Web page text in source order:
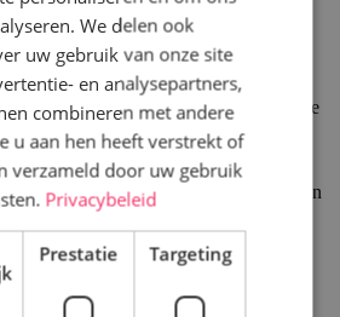
dessert, dat doe je met het
van Surprice. Wij verzorgen alles tot in
zorgen hoeft om te maken. Het enige
van ons lekkere ijs.
verse en ure grondstoffen. Zo kan jij
smaak waar je maar niet genoeg van
Van hoog naar laag sorteren
We delen ook
uw gebruik van onze site
en analysepartners,
combineren met andere
u aan hen heeft verstrekt of
verzameld door uw gebruik
Privacybeleid
Prestatie Targeting